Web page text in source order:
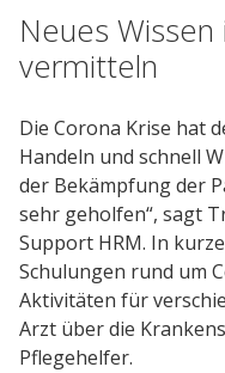
Defacto
Über Uns
Blog
Themen
Open Source
Jobs
Kontakt
Neues
vermitteln
Die Corona Krise hat
Handeln und schnell
der Bekämpfung der
sehr geholfen“, sagt
Support HRM. In
Schulungen rund um
Aktivitäten für
Arzt über die
Pflegehelfer.